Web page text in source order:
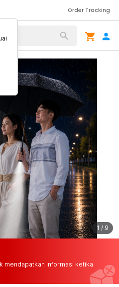
Order Tracking
1 / 9
mendapatkan informasi ketika